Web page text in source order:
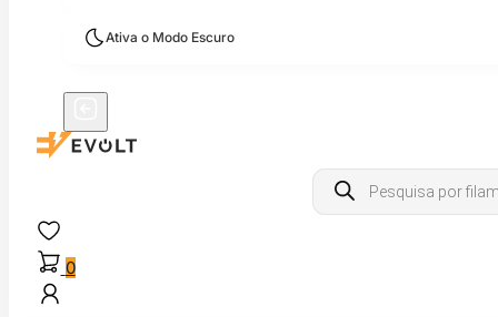
Ativa o Modo Escuro
Products
search
0